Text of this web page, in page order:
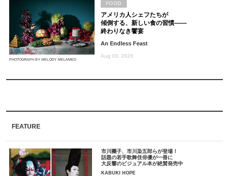
PHOTOGRAPH BY MELODY MELAMED
アメリカ人シェフたちが
傾倒する、新しい食の習慣――
終わりなき饗宴
An Endless Feast
Aug 03, 2026
FOOD
FEATURE
市川團子、市川染五郎らが登場！
話題の若手歌舞伎俳優が一冊に
大反響のビジュアル本が絶賛発売中
KABUKI HOPE